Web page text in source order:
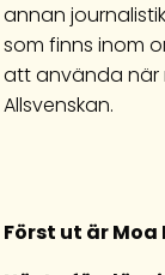
annan
som finns inom
att använda när
Allsvenskan.
Först ut är Moa